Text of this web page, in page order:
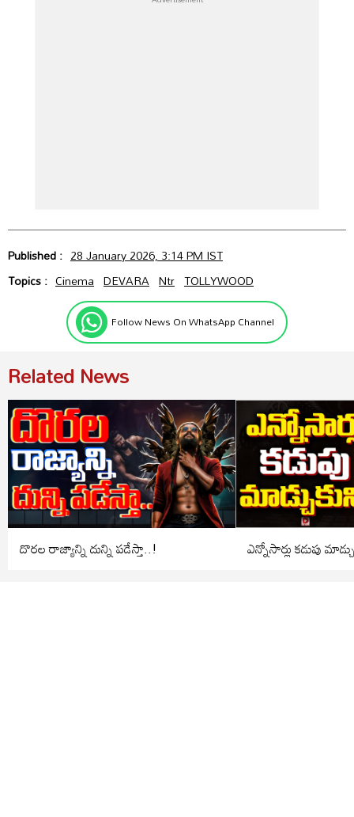
Published : 28 January 2026, 3:14 PM IST
Topics : Cinema DEVARA Ntr TOLLYWOOD
Follow News On WhatsApp Channel
Related News
దొరల రాజ్యాన్ని దున్ని పడేస్తా..! ఎన్నోసార్లు కడుపు